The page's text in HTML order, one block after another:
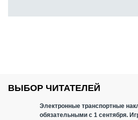
ВЫБОР ЧИТАТЕЛЕЙ
Электронные транспортные
обязательными с 1 сентября.